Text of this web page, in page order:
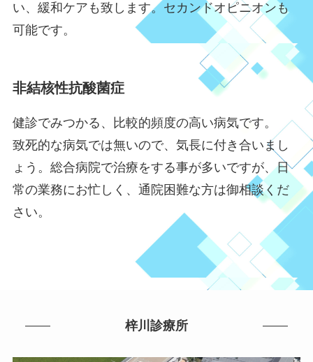
い、緩和ケアも致します。セカンドオピニオンも
可能です。
非結核性抗酸菌症
健診でみつかる、比較的頻度の高い病気です。
致死的な病気では無いので、気長に付き合いまし
ょう。総合病院で治療をする事が多いですが、日
常の業務にお忙しく、通院困難な方は御相談くだ
さい。
梓川診療所